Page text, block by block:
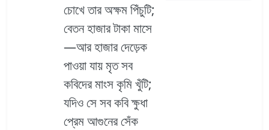
চোখে তার অক্ষম পিঁচুটি;
বেতন হাজার টাকা মাসে
—আর হাজার দেড়েক
পাওয়া যায় মৃত সব
কবিদের মাংস কৃমি খুঁটি;
যদিও সে সব কবি ক্ষুধা
প্রেম আগুনের সেঁক